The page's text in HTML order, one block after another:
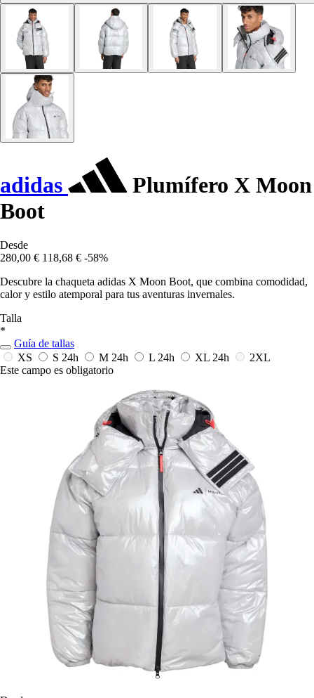
adidas
Plumífero X Moon
Boot
Desde
280,00 € 118,68 € -58%
Descubre la chaqueta adidas X Moon Boot, que combina comodidad,
calor y estilo atemporal para tus aventuras invernales.
Talla
*
Guía de tallas
XS
S 24h M 24h L 24h XL 24h
2XL
Este campo es obligatorio